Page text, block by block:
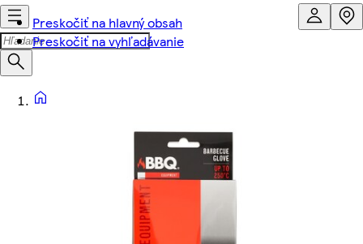
Preskočiť na hlavný obsah
Preskočiť na vyhľadávanie